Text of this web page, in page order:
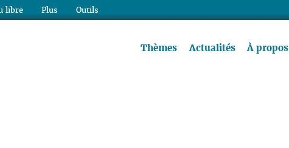
Thèmes Actualités À propos
libre Plus Outils